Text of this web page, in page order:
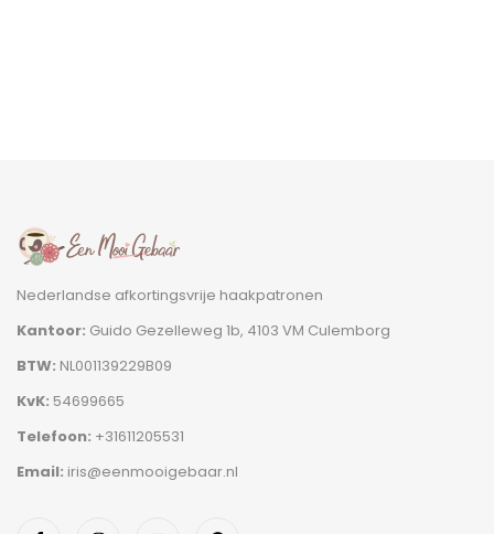
Nederlandse afkortingsvrije haakpatronen
Kantoor: Guido Gezelleweg 1b, 4103 VM Culemborg
BTW: NL001139229B09
KvK: 54699665
Telefoon: +31611205531
Email: iris@eenmooigebaar.nl